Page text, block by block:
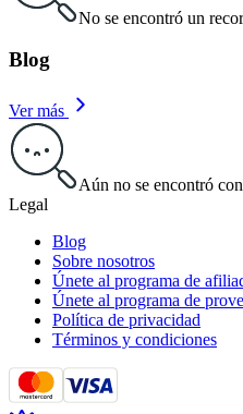
No se encontró un
Blog
Ver más
Aún no se encontró
Legal
Blog
Sobre nosotros
Únete al programa de
Únete al programa de
Política de privacidad
Términos y condiciones